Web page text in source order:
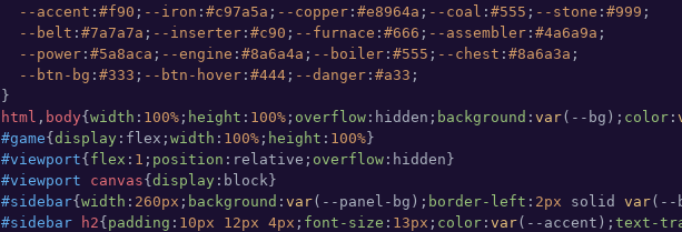
--accent : #f90 ; --iron : #c97a5a ; --copper : #e8964a ; --coal : #555 ; --stone : #999 ;
--belt : #7a7a7a ; --inserter : #c90 ; --furnace : #666 ; --assembler : #4a6a9a ;
--power : #5a8aca ; --engine : #8a6a4a ; --boiler : #555 ; --chest : #8a6a3a ;
--btn-bg : #333 ; --btn-hover : #444 ; --danger : #a33 ;
html , body{ width : 100% ; height : 100% ; overflow :hidden; background : var(--bg); color :
#game{ display :flex; width : 100% ; height : 100%
#viewport{ flex : 1 ; position :relative; overflow
#viewport
canvas{ display
#sidebar{ width : 260px ; background : var(--panel-bg); border-left : 2px solid var(--
#sidebar
h2{ padding : 10px 12px 4px ; font-size : 13px ; color : var(--accent); text-